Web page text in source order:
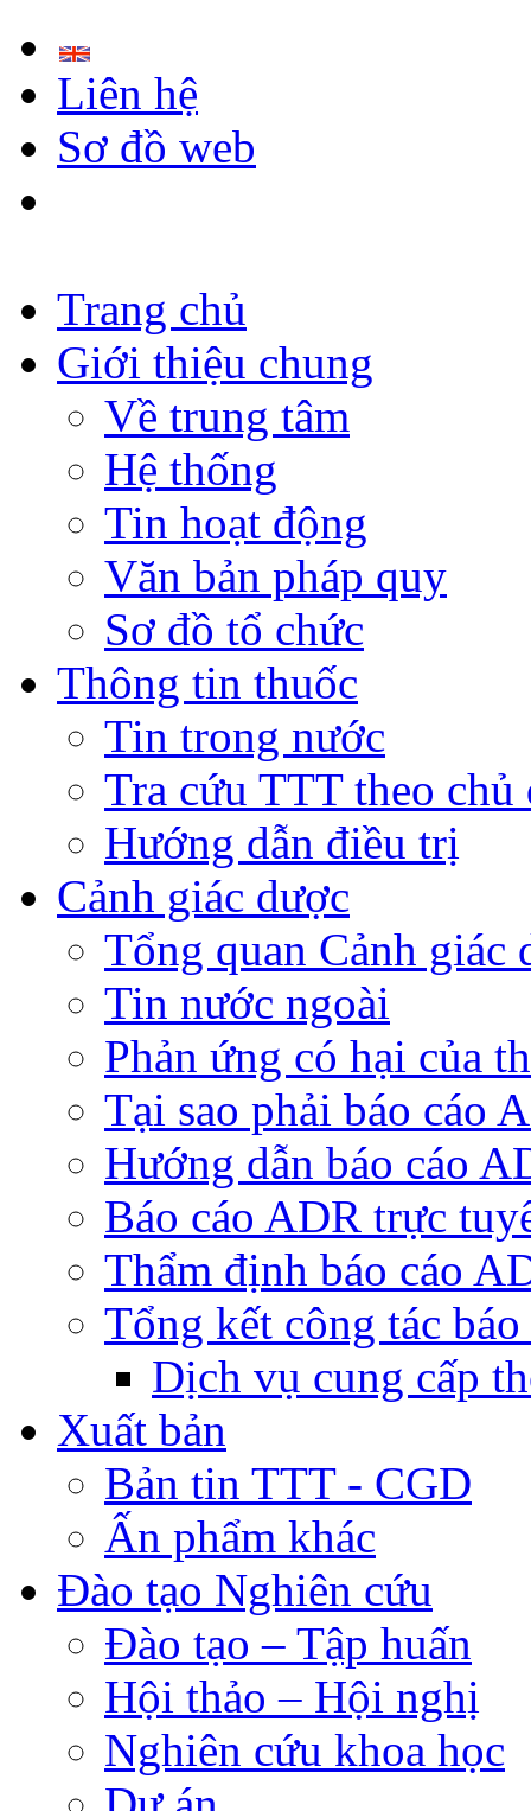
Liên hệ
Sơ đồ web
Trang chủ
Giới thiệu chung
Về trung tâm
Hệ thống
Tin hoạt động
Văn bản pháp quy
Sơ đồ tổ chức
Thông tin thuốc
Tin trong nước
Tra cứu TTT theo
Hướng dẫn điều trị
Cảnh giác dược
Tổng quan Cảnh giác
Tin nước ngoài
Phản ứng có hại của
Tại sao phải báo cáo
Hướng dẫn báo cáo
Báo cáo ADR trực
Thẩm định báo cáo
Tổng kết công tác
Dịch vụ cung cấp
Xuất bản
Bản tin TTT - CGD
Ấn phẩm khác
Đào tạo Nghiên cứu
Đào tạo – Tập huấn
Hội thảo – Hội nghị
Nghiên cứu khoa học